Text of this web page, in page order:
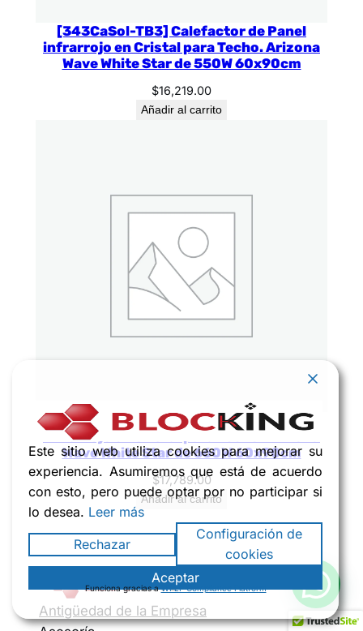
[343CaSol-TB3] Calefactor de Panel
infrarrojo en Cristal para Techo. Arizona
Wave White Star de 550W 60x90cm
$16,219.00
Añadir al carrito
[343CaSol-TB4] Calefactor de Panel
infrarrojo en Cristal para Techo. Arizona
Wave White Star de 660W 60x90cm
$17,789.00
Añadir al carrito
Antigüedad de la Empresa
Este sitio web utiliza cookies para mejorar su
experiencia. Asumiremos que está de acuerdo
con esto, pero puede optar por no participar si
lo desea. Leer más
Rechazar
Configuración de
cookies
Aceptar
Funciona gracias aWPLP Compliance Platform